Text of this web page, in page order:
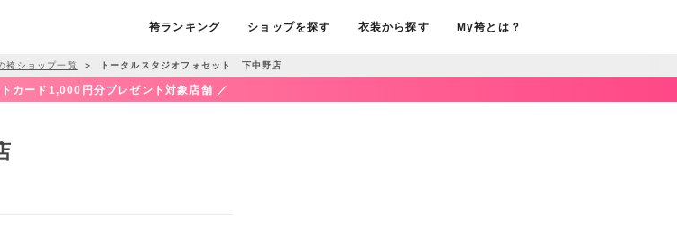
袴ランキング ショップを探す 衣装から探す My袴とは？
袴ショップ一覧 ＞ トータルスタジオフォセット 下中野店
カード1,000円分プレゼント対象店舗 ／